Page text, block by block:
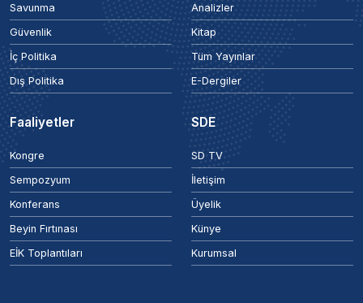
Savunma
Güvenlik
İç Politika
Dış Politika
Analizler
Kitap
Tüm Yayınlar
E-Dergiler
Faaliyetler
Kongre
Sempozyum
Konferans
Beyin Fırtınası
EİK Toplantıları
SDE
SD TV
İletişim
Üyelik
Künye
Kurumsal